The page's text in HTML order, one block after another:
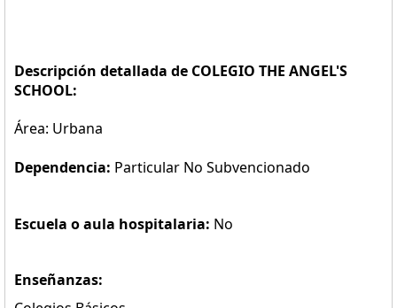
Descripción detallada de COLEGIO THE ANGEL'S
SCHOOL:
Área: Urbana
Dependencia: Particular No Subvencionado
Escuela o aula hospitalaria: No
Enseñanzas: